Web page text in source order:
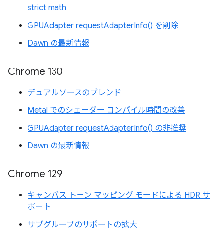
strict math
GPUAdapter requestAdapterInfo() を削除
Dawn の最新情報
Chrome 130
デュアルソースのブレンド
Metal でのシェーダー コンパイル時間の改善
GPUAdapter requestAdapterInfo() の非推奨
Dawn の最新情報
Chrome 129
キャンバス トーン マッピング モードによる HDR サ
ポート
サブグループのサポートの拡大